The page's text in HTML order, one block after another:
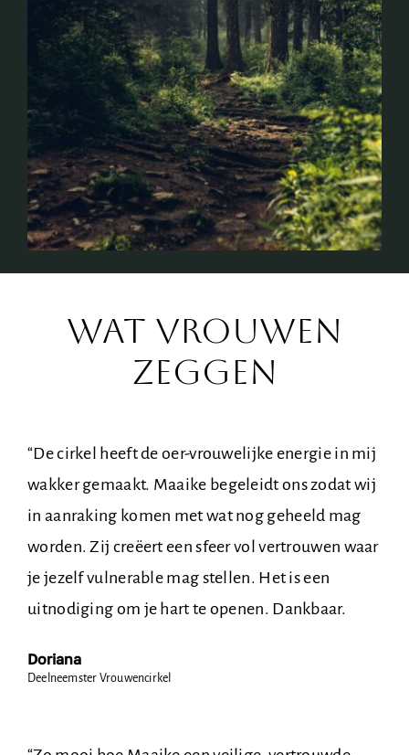
wat vrouwen
zeggen
“De cirkel heeft de oer-vrouwelijke energie in mij
wakker gemaakt. Maaike begeleidt ons zodat wij
in aanraking komen met wat nog geheeld mag
worden. Zij creëert een sfeer volvertrouwen waar
je jezelf vulnerable mag stellen. Het is een
uitnodiging om je hart te openen. Dankbaar.
Doriana
Deelneemster Vrouwencirkel